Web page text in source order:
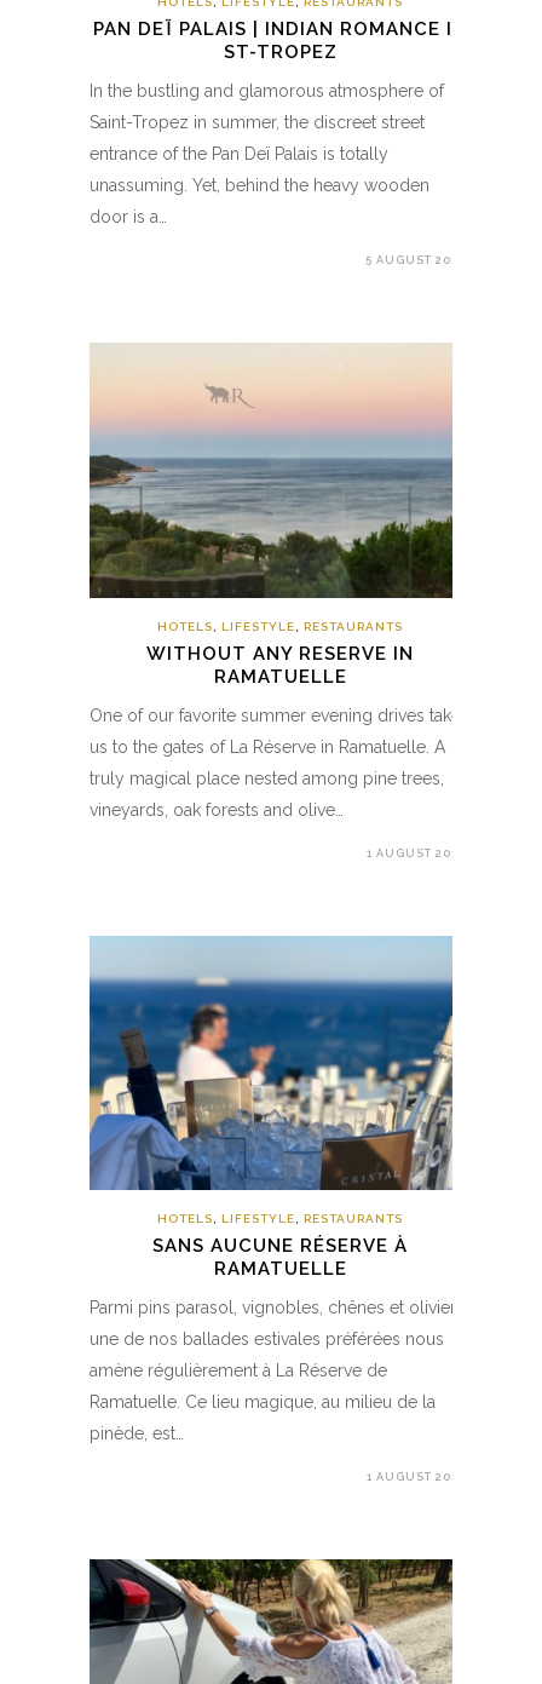
PAN DEÏ PALAIS | INDIAN ROMANCE IN
ST-TROPEZ
In the bustling and glamorous atmosphere of
Saint-Tropez in summer, the discreet street
entrance of the Pan Deï Palais is totally
unassuming. Yet, behind the heavy wooden
door is a…
5 AUGUST 2017
HOTELS LIFESTYLE RESTAURANTS
WITHOUT ANY RESERVE IN
RAMATUELLE
One of our favorite summer evening drives takes
us to the gates of La Réserve in Ramatuelle. A
truly magical place nested among pine trees,
vineyards, oak forests and olive…
1 AUGUST 2017
HOTELS LIFESTYLE RESTAURANTS
SANS AUCUNE RÉSERVE À
RAMATUELLE
Parmi pins parasol, vignobles, chênes et oliviers,
une de nos ballades estivales préférées nous
amène régulièrement à La Réserve de
Ramatuelle. Ce lieu magique, au milieu de la
pinède, est…
1 AUGUST 2017